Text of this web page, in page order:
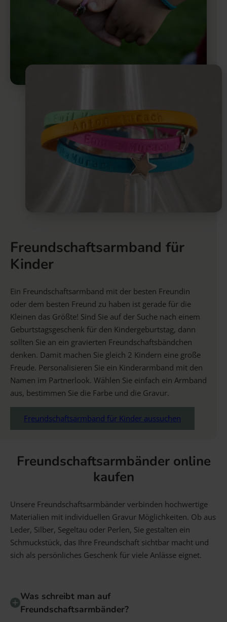
Freundschaftsarmband für
Kinder
Ein Freundschaftsarmband mit der besten Freundin
oder dem besten Freund zu haben ist gerade für die
Kleinen das Größte! Sind Sie auf der Suche nach einem
Geburtstagsgeschenk für den Kindergeburtstag, dann
sollten Sie an ein gravierten Freundschaftsbändchen
denken. Damit machen Sie gleich 2 Kindern eine große
Freude. Personalisieren Sie ein Kinderarmband mit den
Namen im Partnerlook. Wählen Sie einfach ein Armband
aus, bestimmen Sie die Farbe und die Gravur.
Freundschaftsarmband für Kinder aussuchen
Freundschaftsarmbänder online
kaufen
Unsere Freundschaftsarmbänder verbinden hochwertige
Materialien mit individuellen Gravur Möglichkeiten. Ob aus
Leder, Silber, Segeltau oder Perlen, Sie gestalten ein
Schmuckstück, das Ihre Freundschaft sichtbar macht und
sich als persönliches Geschenk für viele Anlässe eignet.
Was schreibt man auf
Freundschaftsarmbänder?